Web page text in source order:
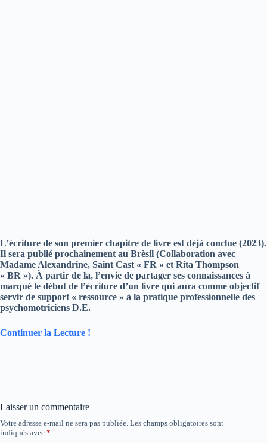
L’écriture de son premier chapitre de livre est déjà conclue (2023).
Il sera publié prochainement au Brèsil (Collaboration avec
Madame Alexandrine, Saint Cast « FR » et Rita Thompson
« BR »). À partir de la, l’envie de partager ses connaissances à
marqué le début de l’écriture d’un livre qui aura comme objectif
servir de support « ressource » à la pratique professionnelle des
psychomotriciens D.E.
Continuer la Lecture !
Laisser un commentaire
Votre adresse e-mail ne sera pas publiée. Les champs obligatoires sont
indiqués avec *